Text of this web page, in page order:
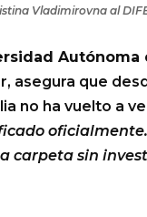
Vladimirovna al
Autónoma
asegura que
no ha vuelto a
carpeta sin